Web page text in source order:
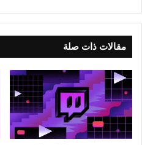
مقالات ذات صلة